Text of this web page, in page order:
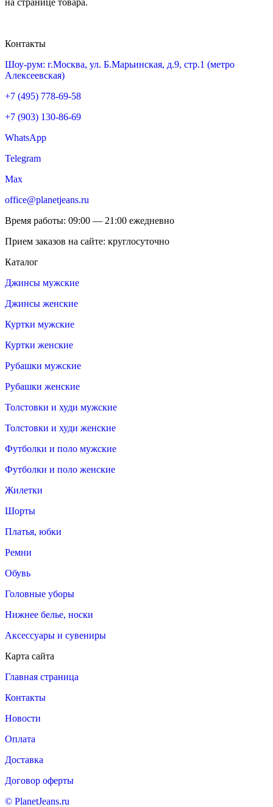
Контакты
Шоу-рум: г.Москва, ул. Б.Марьинская, д.9, стр.1 (метро
Алексеевская)
+7 (495) 778-69-58
+7 (903) 130-86-69
WhatsApp
Telegram
Max
office@planetjeans.ru
Время работы: 09:00 — 21:00 ежедневно
Прием заказов на сайте: круглосуточно
Каталог
Джинсы мужские
Джинсы женские
Куртки мужские
Куртки женские
Рубашки мужские
Рубашки женские
Толстовки и худи мужские
Толстовки и худи женские
Футболки и поло мужские
Футболки и поло женские
Жилетки
Шорты
Платья, юбки
Ремни
Обувь
Головные уборы
Нижнее белье, носки
Аксессуары и сувениры
Карта сайта
Главная страница
Контакты
Новости
Оплата
Доставка
Договор оферты
© PlanetJeans.ru